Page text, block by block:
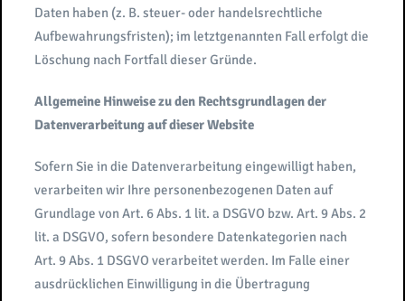
Daten haben (z. B. steuer- oder handelsrechtliche
Aufbewahrungsfristen); im letztgenannten Fall erfolgt die
Löschung nach Fortfall dieser Gründe.
Allgemeine Hinweise zu den Rechtsgrundlagen der
Datenverarbeitung auf dieser Website
Sofern Sie in die Datenverarbeitung eingewilligt haben,
verarbeiten wir Ihre personenbezogenen Daten auf
Grundlage von Art. 6 Abs. 1 lit. a DSGVO bzw. Art. 9 Abs. 2
lit. a DSGVO, sofern besondere Datenkategorien nach
Art. 9 Abs. 1 DSGVO verarbeitet werden. Im Falle einer
ausdrücklichen Einwilligung in die Übertragung